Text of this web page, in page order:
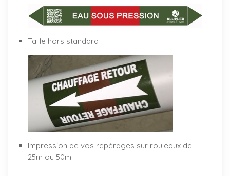
Taille hors standard
Impression de vos repérages sur rouleaux de
25m ou 50m